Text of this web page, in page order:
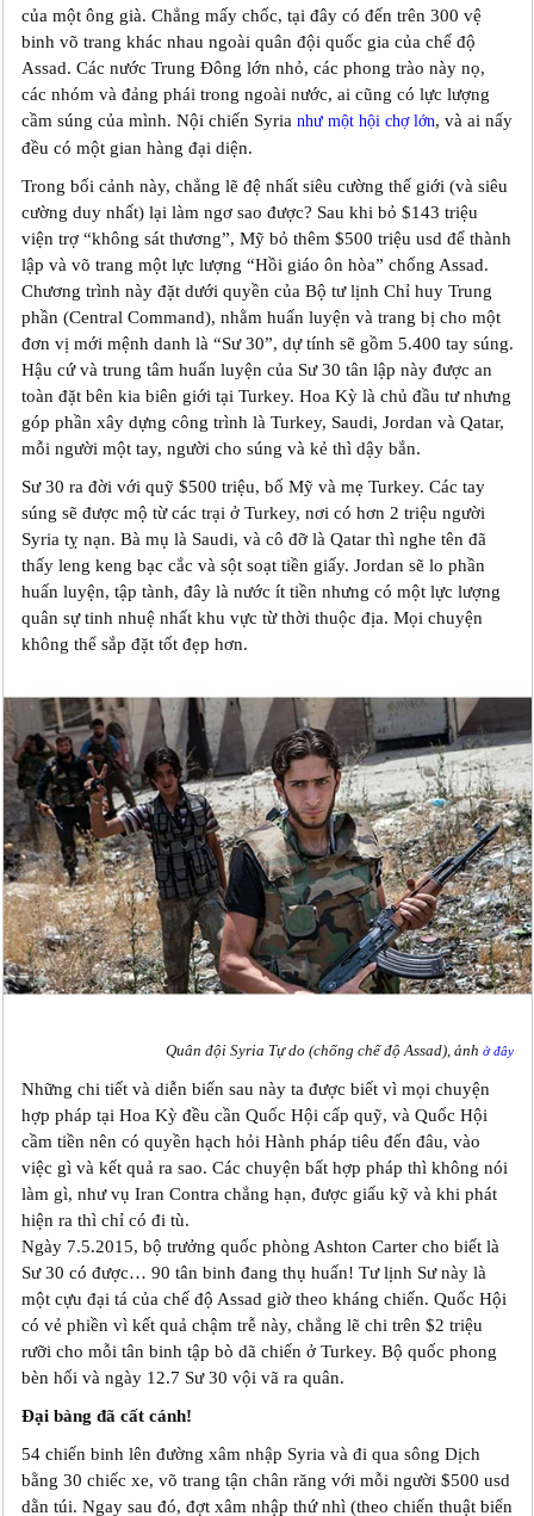
của một ông già. Chẳng mấy chốc, tại đây có đến trên 300 vệ
binh võ trang khác nhau ngoài quân đội quốc gia của chế độ
Assad. Các nước Trung Đông lớn nhỏ, các phong trào này nọ,
các nhóm và đảng phái trong ngoài nước, ai cũng có lực lượng
cầm súng của mình. Nội chiến Syria như một hội chợ lớn, và ai nấy
đều có một gian hàng đại diện.
Trong bối cảnh này, chẳng lẽ đệ nhất siêu cường thế giới (và siêu
cường duy nhất) lại làm ngơ sao được? Sau khi bỏ $143 triệu
viện trợ “không sát thương”, Mỹ bỏ thêm $500 triệu usd để thành
lập và võ trang một lực lượng “Hồi giáo ôn hòa” chống Assad.
Chương trình này đặt dưới quyền của Bộ tư lịnh Chỉ huy Trung
phần (Central Command), nhằm huấn luyện và trang bị cho một
đơn vị mới mệnh danh là “Sư 30”, dự tính sẽ gồm 5.400 tay súng.
Hậu cứ và trung tâm huấn luyện của Sư 30 tân lập này được an
toàn đặt bên kia biên giới tại Turkey. Hoa Kỳ là chủ đầu tư nhưng
góp phần xây dựng công trình là Turkey, Saudi, Jordan và Qatar,
mỗi người một tay, người cho súng và kẻ thì dậy bắn.
Sư 30 ra đời với quỹ $500 triệu, bố Mỹ và mẹ Turkey. Các tay
súng sẽ được mộ từ các trại ở Turkey, nơi có hơn 2 triệu người
Syria tỵ nạn. Bà mụ là Saudi, và cô đỡ là Qatar thì nghe tên đã
thấy leng keng bạc cắc và sột soạt tiền giấy. Jordan sẽ lo phần
huấn luyện, tập tành, đây là nước ít tiền nhưng có một lực lượng
quân sự tinh nhuệ nhất khu vực từ thời thuộc địa. Mọi chuyện
không thể sắp đặt tốt đẹp hơn.
Quân đội Syria Tự do (chống chế độ Assad), ảnh ở đây
Những chi tiết và diễn biến sau này ta được biết vì mọi chuyện
hợp pháp tại Hoa Kỳ đều cần Quốc Hội cấp quỹ, và Quốc Hội
cầm tiền nên có quyền hạch hỏi Hành pháp tiêu đến đâu, vào
việc gì và kết quả ra sao. Các chuyện bất hợp pháp thì không nói
làm gì, như vụ Iran Contra chẳng hạn, được giấu kỹ và khi phát
hiện ra thì chỉ có đi tù.
Ngày 7.5.2015, bộ trưởng quốc phòng Ashton Carter cho biết là
Sư 30 có được… 90 tân binh đang thụ huấn! Tư lịnh Sư này là
một cựu đại tá của chế độ Assad giờ theo kháng chiến. Quốc Hội
có vẻ phiền vì kết quả chậm trễ này, chẳng lẽ chi trên $2 triệu
rưỡi cho mỗi tân binh tập bò dã chiến ở Turkey. Bộ quốc phong
bèn hối và ngày 12.7 Sư 30 vội vã ra quân.
Đại bàng đã cất cánh!
54 chiến binh lên đường xâm nhập Syria và đi qua sông Dịch
bằng 30 chiếc xe, võ trang tận chân răng với mỗi người $500 usd
dằn túi. Ngay sau đó, đợt xâm nhập thứ nhì (theo chiến thuật biển